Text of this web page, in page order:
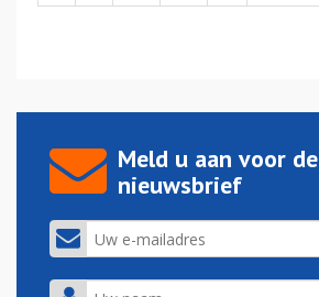
Meld u aan voor de
nieuwsbrief